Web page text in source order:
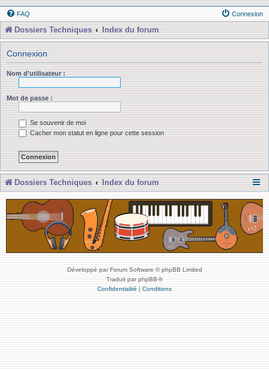
FAQ Connexion
Dossiers Techniques Index du forum
Connexion
Nom d’utilisateur :
Mot de passe :
Se souvenir de moi
Cacher mon statut en ligne pour cette session
Dossiers Techniques Index du forum
Développé par Forum Software © phpBB Limited
Traduit par phpBB-fr
Confidentialité | Conditions